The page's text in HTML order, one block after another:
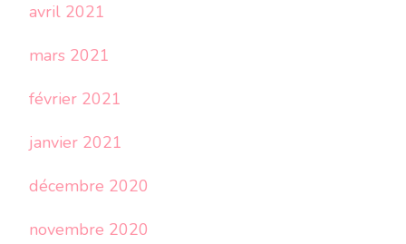
avril 2021
mars 2021
février 2021
janvier 2021
décembre 2020
novembre 2020